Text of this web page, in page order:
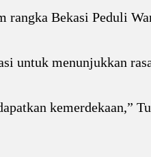
Bekasi Peduli
untuk menunjukkan
kemerdekaan,”